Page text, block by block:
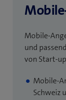
Mobile-
und
von Start-
Mobile-
Schweiz